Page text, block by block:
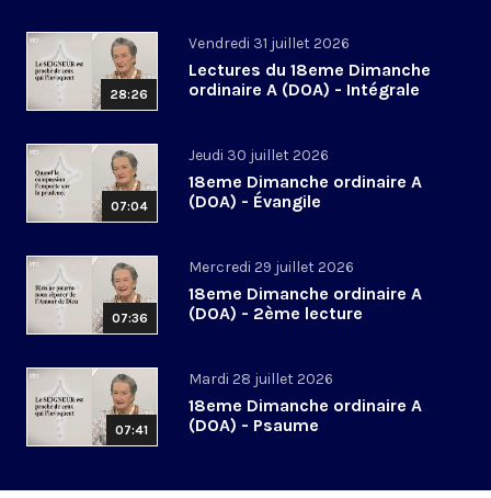
28:26
Vendredi 31 juillet 2026
Lectures du 18eme Dimanche
ordinaire A (DOA) - Intégrale
07:04
Jeudi 30 juillet 2026
18eme Dimanche ordinaire A
(DOA) - Évangile
07:36
Mercredi 29 juillet 2026
18eme Dimanche ordinaire A
(DOA) - 2ème lecture
07:41
Mardi 28 juillet 2026
18eme Dimanche ordinaire A
(DOA) - Psaume